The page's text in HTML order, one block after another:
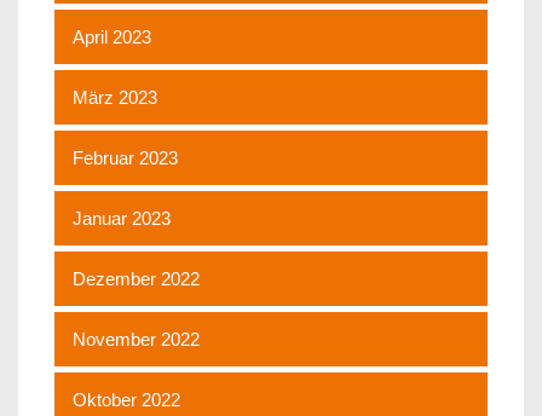
April 2023
März 2023
Februar 2023
Januar 2023
Dezember 2022
November 2022
Oktober 2022